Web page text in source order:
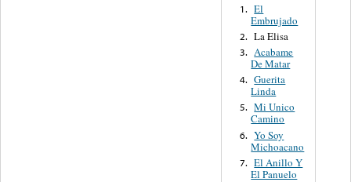
1. El
Embrujado
2. La Elisa
3. Acabame
De Matar
4. Guerita
Linda
5. Mi Unico
Camino
6. Yo Soy
Michoacano
7. El Anillo Y
El Panuelo